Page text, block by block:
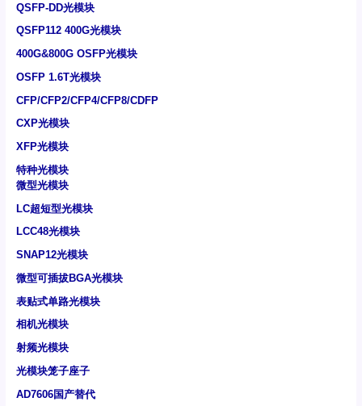
QSFP-DD光模块
QSFP112 400G光模块
400G&800G OSFP光模块
OSFP 1.6T光模块
CFP/CFP2/CFP4/CFP8/CDFP
CXP光模块
XFP光模块
特种光模块
微型光模块
LC超短型光模块
LCC48光模块
SNAP12光模块
微型可插拔BGA光模块
表贴式单路光模块
相机光模块
射频光模块
光模块笼子座子
AD7606国产替代